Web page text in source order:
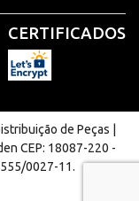
CERTIFICADOS
de Peças |
CEP: 18087-220 -
0027-11.